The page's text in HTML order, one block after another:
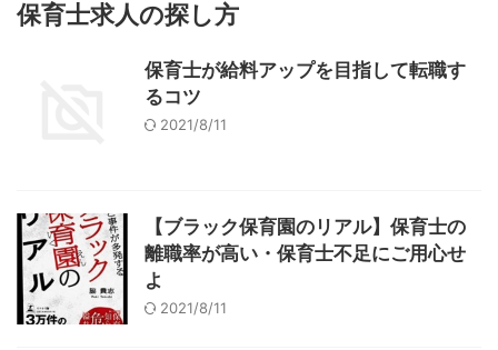
保育士求人の探し方
保育士が給料アップを目指して転職す
るコツ
2021/8/11
【ブラック保育園のリアル】保育士の
離職率が高い・保育士不足にご用心せ
よ
2021/8/11